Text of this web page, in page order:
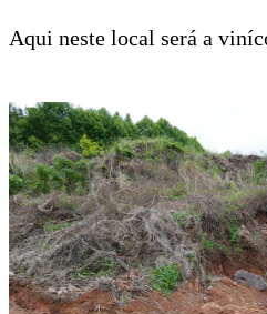
Aqui neste local será a